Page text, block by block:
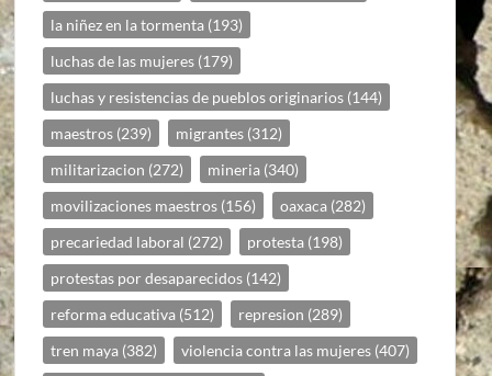
la niñez en la tormenta (193)
luchas de las mujeres (179)
luchas y resistencias de pueblos originarios (144)
maestros (239) migrantes (312)
militarizacion (272) mineria (340)
movilizaciones maestros (156) oaxaca (282)
precariedad laboral (272) protesta (198)
protestas por desaparecidos (142)
reforma educativa (512) represion (289)
tren maya (382) violencia contra las mujeres (407)